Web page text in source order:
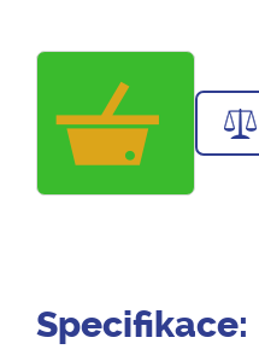
Specifikace: